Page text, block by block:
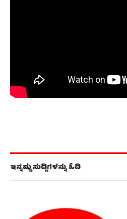
ಇನ್ನಷ್ಟು ಸುದ್ದಿಗಳನ್ನು ಓದಿ